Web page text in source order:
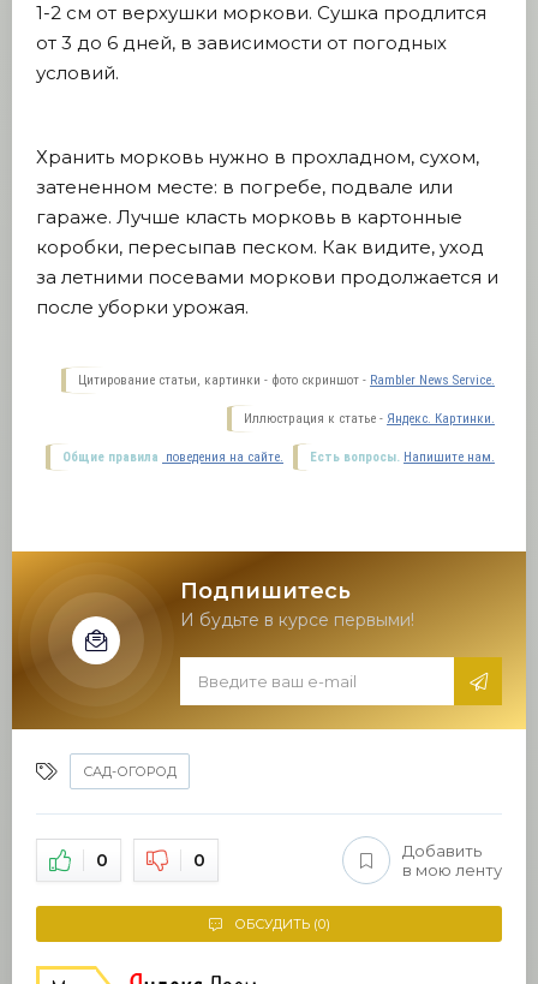
1-2 см от верхушки моркови. Сушка продлится
от 3 до 6 дней, в зависимости от погодных
условий.
Хранить морковь нужно в прохладном, сухом,
затененном месте: в погребе, подвале или
гараже. Лучше класть морковь в картонные
коробки, пересыпав песком. Как видите, уход
за летними посевами моркови продолжается и
после уборки урожая.
Цитирование статьи, картинки - фото скриншот - Rambler News Service.
Иллюстрация к статье - Яндекс. Картинки.
Есть вопросы. Напишите нам.
Общие правила поведения на сайте.
Подпишитесь
И будьте в курсе первыми!
САД-ОГОРОД
0 0
Добавить
в мою ленту
ОБСУДИТЬ (0)